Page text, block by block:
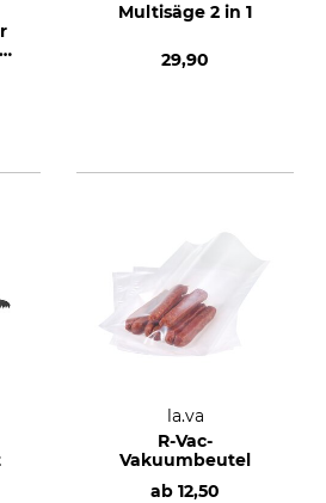
Multisäge 2 in 1
29,90
la.va
R-Vac-
Vakuumbeutel
ab 12,50